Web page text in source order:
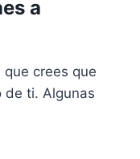
a
crees que
de ti. Algunas